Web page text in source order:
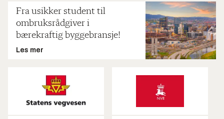
Fra usikker student til
ombruksrådgiver i
bærekraftig byggebransje!
Les mer